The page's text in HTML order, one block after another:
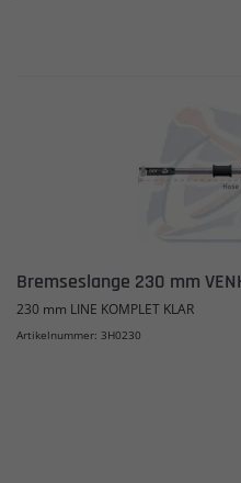
Bremseslange 230 mm
230 mm LINE KOMPLET KLAR
Artikelnummer: 3H0230